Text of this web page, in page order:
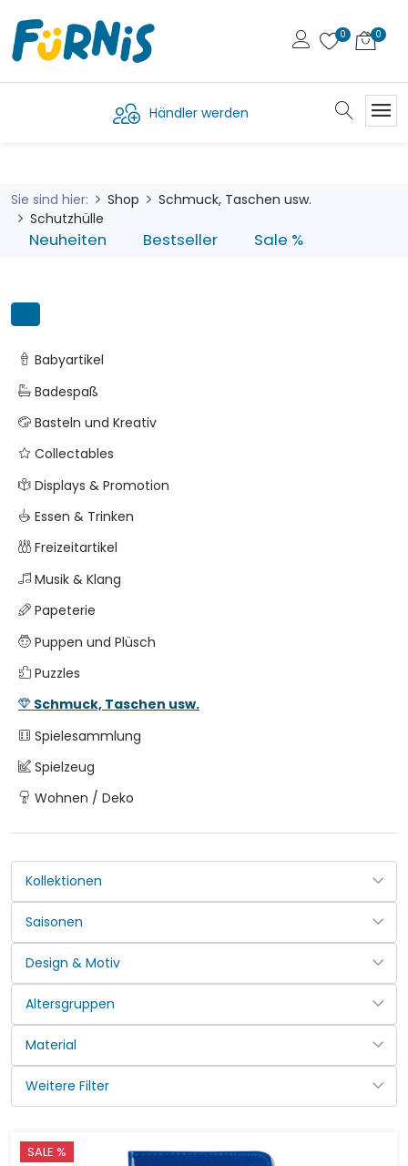
Händler werden
Sie sind hier: Shop
Schmuck, Taschen usw.
Schutzhülle
Neuheiten Bestseller Sale %
Babyartikel
Badespaß
Basteln und Kreativ
Collectables
Displays & Promotion
Essen & Trinken
Freizeitartikel
Musik & Klang
Papeterie
Puppen und Plüsch
Puzzles
Schmuck, Taschen usw.
Spielesammlung
Spielzeug
Wohnen / Deko
SALE %